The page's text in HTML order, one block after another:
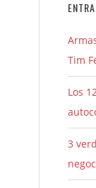
Tim
Los
3